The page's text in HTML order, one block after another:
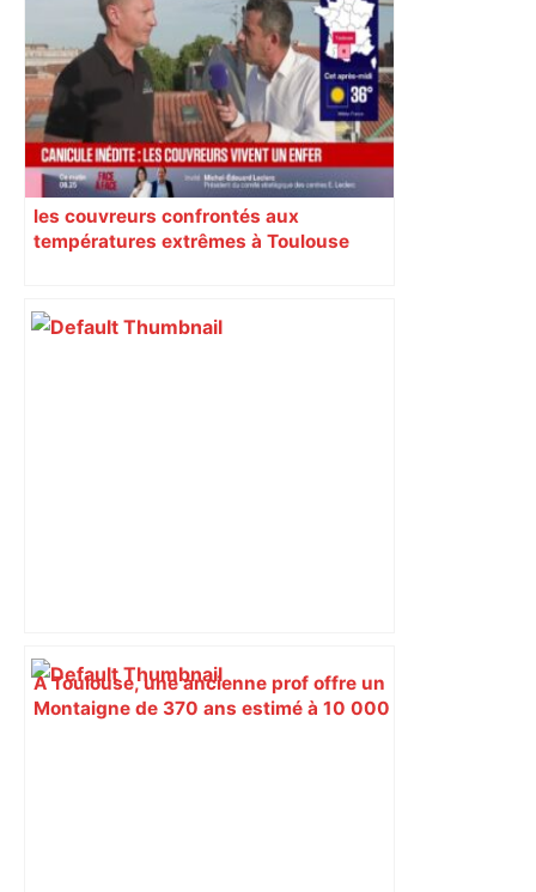
les couvreurs confrontés aux
températures extrêmes à Toulouse
À Toulouse, une ancienne prof offre un
Montaigne de 370 ans estimé à 10 000